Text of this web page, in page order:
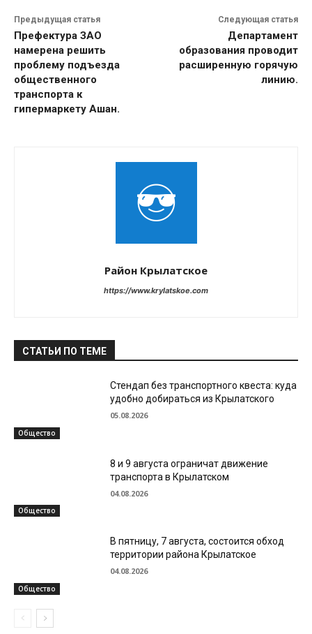
Предыдущая статья
Префектура ЗАО
намерена решить
проблему подъезда
общественного
транспорта к
гипермаркету Ашан.
Следующая статья
Департамент
образования проводит
расширенную горячую
линию.
Район Крылатское
https://www.krylatskoe.com
СТАТЬИ ПО ТЕМЕ
Общество
Стендап без транспортного квеста: куда
удобно добираться из Крылатского
05.08.2026
Общество
8 и 9 августа ограничат движение
транспорта в Крылатском
04.08.2026
Общество
В пятницу, 7 августа, состоится обход
территории района Крылатское
04.08.2026